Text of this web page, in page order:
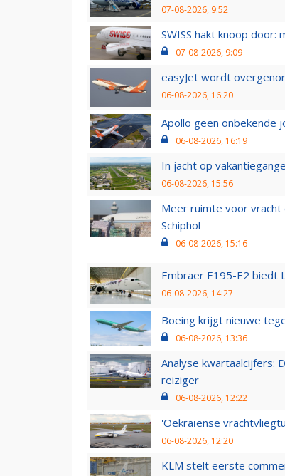
07-08-2026, 9:52
SWISS hakt knoop
07-08-2026, 9:09
easyJet wordt
06-08-2026, 16:20
Apollo geen onbekende
06-08-2026, 16:19
In jacht op
06-08-2026, 15:56
Meer ruimte voor
Schiphol
06-08-2026, 15:16
Embraer E195-E2 biedt
06-08-2026, 14:27
Boeing krijgt nieuwe
06-08-2026, 13:36
Analyse kwartaalcijfers:
reiziger
06-08-2026, 12:22
'Oekraïense
06-08-2026, 12:20
KLM stelt eerste